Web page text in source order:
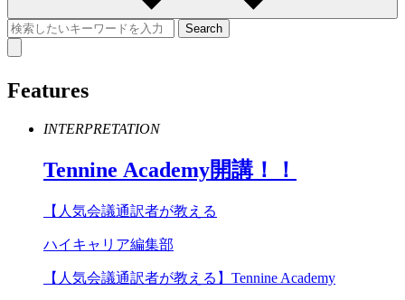
Features
INTERPRETATION
Tennine Academy開講！！
【人気会議通訳者が教える
ハイキャリア編集部
【人気会議通訳者が教える】Tennine Academy